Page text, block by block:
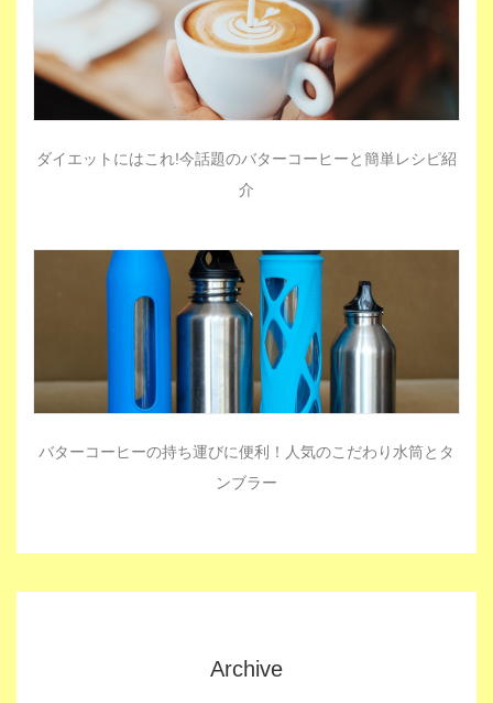
ダイエットにはこれ!今話題のバターコーヒーと簡単レシピ紹
介
バターコーヒーの持ち運びに便利！人気のこだわり水筒とタ
ンブラー
Archive